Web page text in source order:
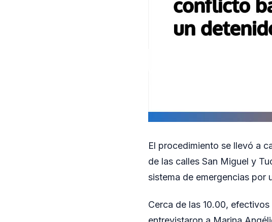
El procedimiento se llevó a
de las calles San Miguel y
sistema de emergencias por
Cerca de las 10.00,